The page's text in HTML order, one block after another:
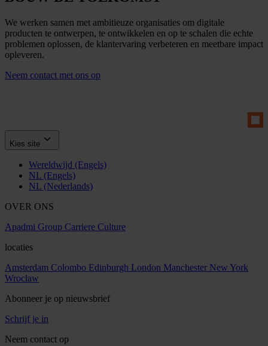
We werken samen met ambitieuze organisaties om digitale
producten te ontwerpen, te ontwikkelen en op te schalen die echte
problemen oplossen, de klantervaring verbeteren en meetbare impact
opleveren.
Neem contact met ons op
Kies site
Wereldwijd (Engels)
NL (Engels)
NL (Nederlands)
OVER ONS
Apadmi Group Carriere Culture
locaties
Amsterdam Colombo Edinburgh London Manchester New York
Wroclaw
Abonneer je op nieuwsbrief
Schrijf je in
Neem contact op